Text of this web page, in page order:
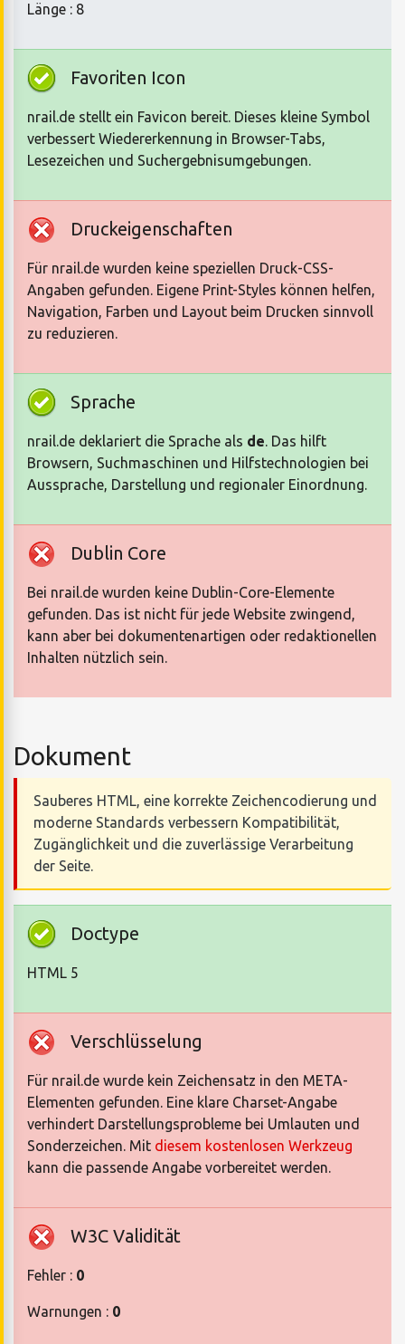
Länge : 8
Favoriten Icon
nrail.de stellt ein Favicon bereit. Dieses kleine Symbol
verbessert Wiedererkennung in Browser-Tabs,
Lesezeichen und Suchergebnisumgebungen.
Druckeigenschaften
Für nrail.de wurden keine speziellen Druck-CSS-
Angaben gefunden. Eigene Print-Styles können helfen,
Navigation, Farben und Layout beim Drucken sinnvoll
zu reduzieren.
Sprache
nrail.de deklariert die Sprache als de. Das hilft
Browsern, Suchmaschinen und Hilfstechnologien bei
Aussprache, Darstellung und regionaler Einordnung.
Dublin Core
Bei nrail.de wurden keine Dublin-Core-Elemente
gefunden. Das ist nicht für jede Website zwingend,
kann aber bei dokumentenartigen oder redaktionellen
Inhalten nützlich sein.
Dokument
Sauberes HTML, eine korrekte Zeichencodierung und
moderne Standards verbessern Kompatibilität,
Zugänglichkeit und die zuverlässige Verarbeitung
der Seite.
Doctype
HTML 5
Verschlüsselung
Für nrail.de wurde kein Zeichensatz in den META-
Elementen gefunden. Eine klare Charset-Angabe
verhindert Darstellungsprobleme bei Umlauten und
Sonderzeichen. Mit diesem kostenlosen Werkzeug
kann die passende Angabe vorbereitet werden.
W3C Validität
Fehler : 0
Warnungen : 0